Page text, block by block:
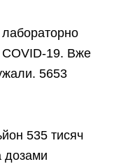
COVID-19. Вже
5653
535 тисяч
дозами